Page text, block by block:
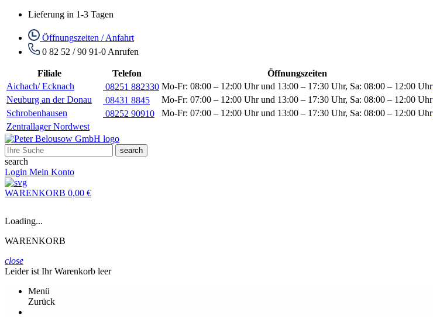
Lieferung in 1-3 Tagen
Öffnungszeiten / Anfahrt
0 82 52 / 90 91-0 Anrufen
Filiale Telefon Öffnungszeiten
Aichach/ Ecknach
08251 882330 Mo-Fr: 08:00 – 12:00 Uhr und 13:00 – 17:30 Uhr, Sa: 08:00 – 12:00 Uhr
Neuburg an der Donau
08431 8845 Mo-Fr: 07:00 – 12:00 Uhr und 13:00 – 17:30 Uhr, Sa: 08:00 – 12:00 Uhr
Schrobenhausen
08252 90910 Mo-Fr: 07:00 – 12:00 Uhr und 13:00 – 17:30 Uhr, Sa: 08:00 – 12:00 Uhr
Zentrallager Nordwest
search
search
Login Mein Konto
WARENKORB 0,00 €
Loading...
WARENKORB
close
Leider ist Ihr Warenkorb leer
Menü
Zurück